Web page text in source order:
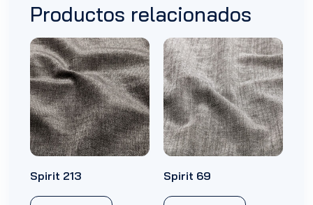
Productos relacionados
Spirit 213 Spirit 69